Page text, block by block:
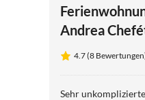
Andrea
4.7 (8
Sehr